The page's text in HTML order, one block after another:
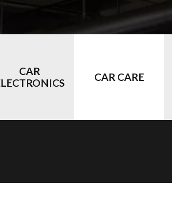
CAR
CAR CARE